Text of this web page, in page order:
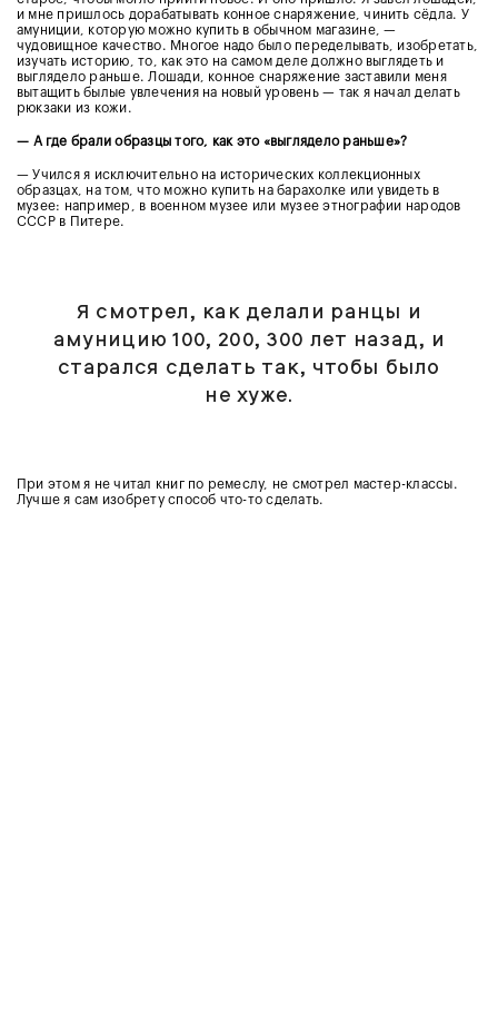
и мне пришлось дорабатывать конное снаряжение, чинить сёдла. У
амуниции, которую можно купить в обычном магазине, —
чудовищное качество. Многое надо было переделывать, изобретать,
изучать историю, то, как это на самом деле должно выглядеть и
выглядело раньше. Лошади, конное снаряжение заставили меня
вытащить былые увлечения на новый уровень — так я начал делать
рюкзаки из кожи.
— А где брали образцы того, как это «выглядело раньше»?
— Учился я исключительно на исторических коллекционных
образцах, на том, что можно купить на барахолке или увидеть в
музее: например, в военном музее или музее этнографии народов
СССР в Питере.
Я смотрел, как делали ранцы и
амуницию 100, 200, 300 лет назад, и
старался сделать так, чтобы было
не хуже.
При этом я не читал книг по ремеслу, не смотрел мастер-классы.
Лучше я сам изобрету способ что-то сделать.